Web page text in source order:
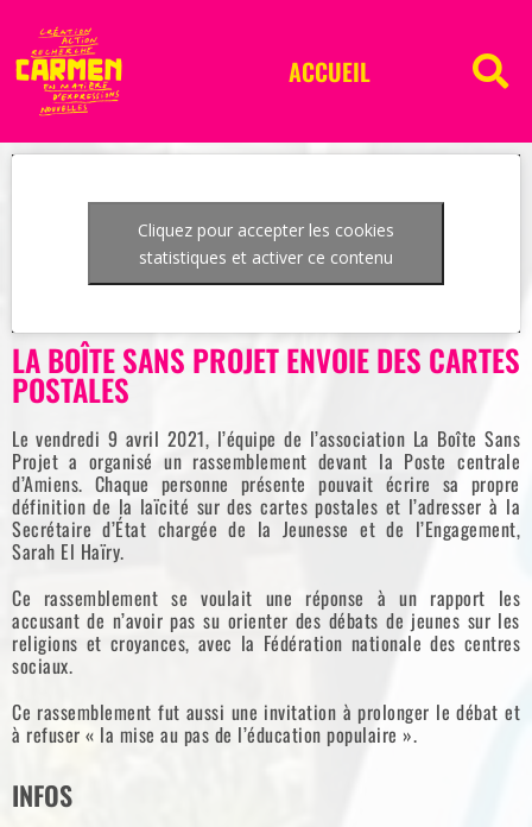
ACCUEIL
Cliquez pour accepter les cookies
statistiques et activer ce contenu
LA BOÎTE SANS PROJET ENVOIE DES CARTES
POSTALES
Le vendredi 9 avril 2021, l’équipe de l’association La Boîte Sans
Projet a organisé un rassemblement devant la Poste centrale
d’Amiens. Chaque personne présente pouvait écrire sa propre
définition de la laïcité sur des cartes postales et l’adresser à la
Secrétaire d’État chargée de la Jeunesse et de l’Engagement,
Sarah El Haïry.
Ce rassemblement se voulait une réponse à un rapport les
accusant de n’avoir pas su orienter des débats de jeunes sur les
religions et croyances, avec la Fédération nationale des centres
sociaux.
Ce rassemblement fut aussi une invitation à prolonger le débat et
à refuser « la mise au pas de l’éducation populaire ».
INFOS